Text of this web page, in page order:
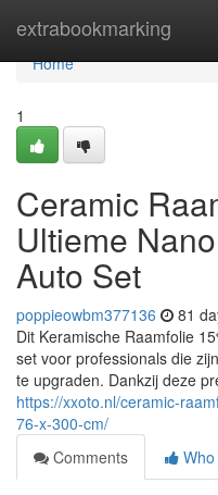
extrabookmarking
Home
Home
1
Ceramic
Ultieme
Auto Set
poppieowbm377136 81
Dit Keramische Raamfolie
set voor professionals die
te upgraden. Dankzij deze
https://xxoto.nl/ceramic-
76-x-300-cm/
Comments